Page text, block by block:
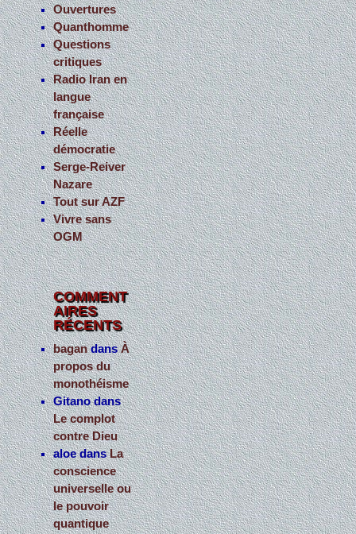
Ouvertures
Quanthomme
Questions
critiques
Radio Iran en
langue
française
Réelle
démocratie
Serge-Reiver
Nazare
Tout sur AZF
Vivre sans
OGM
COMMENT
AIRES
RÉCENTS
bagandansÀ
propos du
monothéisme
Gitanodans
Le complot
contre Dieu
aloedansLa
conscience
universelle ou
le pouvoir
quantique